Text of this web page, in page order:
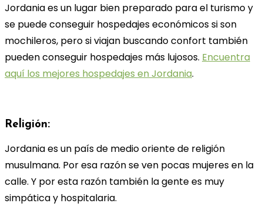
Jordania es un lugar bien preparado para el turismo y
se puede conseguir hospedajes económicos si son
mochileros, pero si viajan buscando confort también
pueden conseguir hospedajes más lujosos. Encuentra
aquí los mejores hospedajes en Jordania.
Religión:
Jordania es un país de medio oriente de religión
musulmana. Por esa razón se ven pocas mujeres en la
calle. Y por esta razón también la gente es muy
simpática y hospitalaria.